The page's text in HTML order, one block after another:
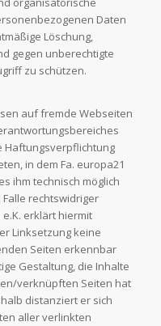
Daten
Löschung,
gegen unberechtigte
zu schützen.
auf fremde Webseiten
Haftungsverpflichtung
in dem Fa. europa21
ihm technisch möglich
rechtswidriger
erklärt hiermit
Linksetzung keine
Seiten erkennbar
Gestaltung, die Inhalte
verknüpften Seiten hat
distanziert er sich
aller verlinkten